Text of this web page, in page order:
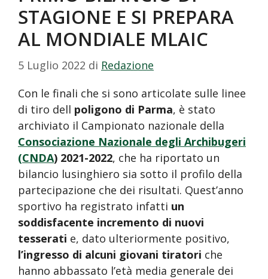
STAGIONE E SI PREPARA
AL MONDIALE MLAIC
5 Luglio 2022 di Redazione
Con le finali che si sono articolate sulle linee
di tiro dell poligono di Parma, è stato
archiviato il Campionato nazionale della
Consociazione Nazionale degli Archibugeri
(CNDA) 2021-2022, che ha riportato un
bilancio lusinghiero sia sotto il profilo della
partecipazione che dei risultati. Quest’anno
sportivo ha registrato infatti un
soddisfacente incremento di nuovi
tesserati e, dato ulteriormente positivo,
l’ingresso di alcuni giovani tiratori che
hanno abbassato l’età media generale dei